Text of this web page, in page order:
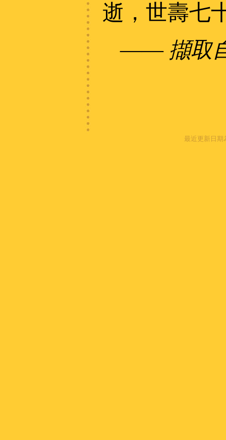
逝，世壽七
—— 擷取
最近更新日